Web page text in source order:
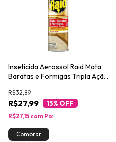
Inseticida Aerossol Raid Mata
Baratas e Formigas Tripla Ação
R$27,99
R$32,89
15% OFF
R$27,15 com Pix